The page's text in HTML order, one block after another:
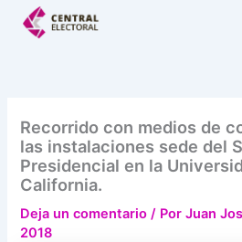
Recorrido con medios de
las instalaciones sede del
Presidencial en la
California.
Deja un comentario / PorJuan
2018